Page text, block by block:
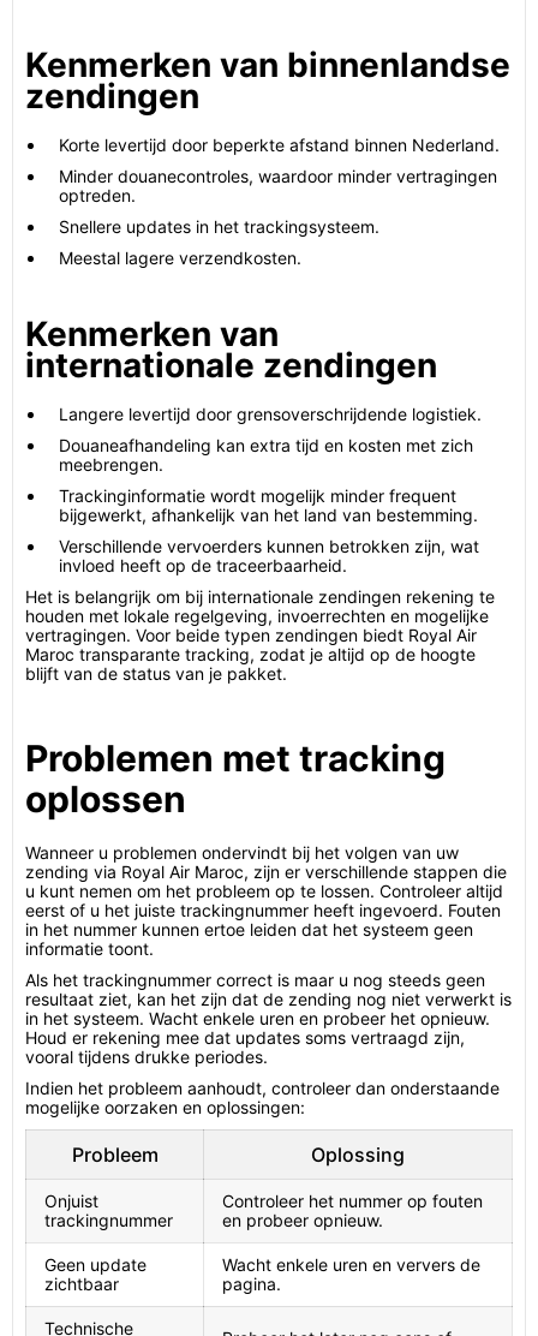
Kenmerken van binnenlandse
zendingen
Korte levertijd door beperkte afstand binnen Nederland.
Minder douanecontroles, waardoor minder vertragingen
optreden.
Snellere updates in het trackingsysteem.
Meestal lagere verzendkosten.
Kenmerken van
internationale zendingen
Langere levertijd door grensoverschrijdende logistiek.
Douaneafhandeling kan extra tijd en kosten met zich
meebrengen.
Trackinginformatie wordt mogelijk minder frequent
bijgewerkt, afhankelijk van het land van bestemming.
Verschillende vervoerders kunnen betrokken zijn, wat
invloed heeft op de traceerbaarheid.
Het is belangrijk om bij internationale zendingen rekening te
houden met lokale regelgeving, invoerrechten en mogelijke
vertragingen. Voor beide typen zendingen biedt Royal Air
Maroc transparante tracking, zodat je altijd op de hoogte
blijft van de status van je pakket.
Problemen met tracking
oplossen
Wanneer u problemen ondervindt bij het volgen van uw
zending via Royal Air Maroc, zijn er verschillende stappen die
u kunt nemen om het probleem op te lossen. Controleer altijd
eerst of u het juiste trackingnummer heeft ingevoerd. Fouten
in het nummer kunnen ertoe leiden dat het systeem geen
informatie toont.
Als het trackingnummer correct is maar u nog steeds geen
resultaat ziet, kan het zijn dat de zending nog niet verwerkt is
in het systeem. Wacht enkele uren en probeer het opnieuw.
Houd er rekening mee dat updates soms vertraagd zijn,
vooral tijdens drukke periodes.
Indien het probleem aanhoudt, controleer dan onderstaande
mogelijke oorzaken en oplossingen:
Probleem Oplossing
Onjuist
trackingnummer
Controleer het nummer op fouten
en probeer opnieuw.
Geen update
zichtbaar
Wacht enkele uren en ververs de
pagina.
Technische